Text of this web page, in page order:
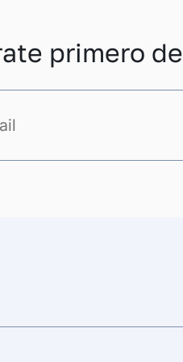
primero